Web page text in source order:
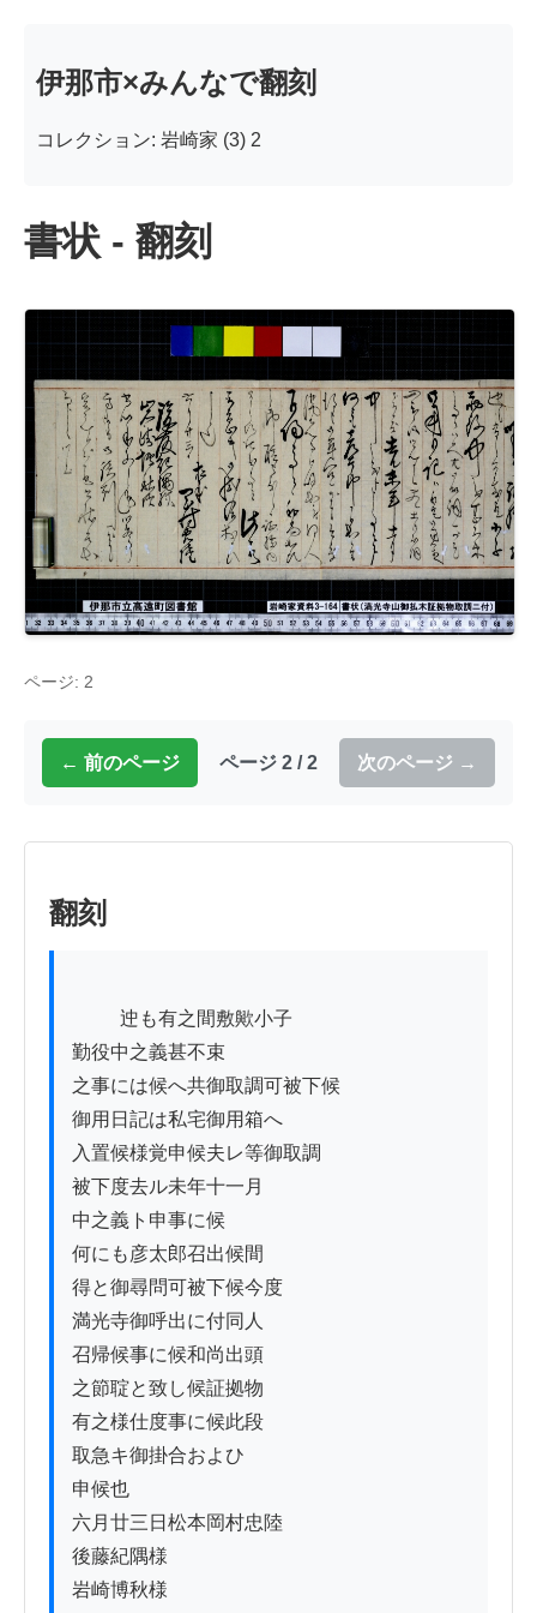
伊那市×みんなで翻刻
コレクション: 岩崎家 (3) 2
書状 - 翻刻
ページ: 2
← 前のページ ページ 2 / 2 次のページ →
翻刻
勤役中之義甚不束
之事には候へ共御取調可被下候
御用日記は私宅御用箱へ
入置候様覚申候夫レ等御取調
被下度去ル未年十一月
中之義ト申事に候
何にも彦太郎召出候間
得と御尋問可被下候今度
満光寺御呼出に付同人
召帰候事に候和尚出頭
之節聢と致し候証拠物
有之様仕度事に候此段
取急キ御掛合およひ
申候也
六月廿三日松本岡村忠陸
後藤紀隅様
岩崎博秋様